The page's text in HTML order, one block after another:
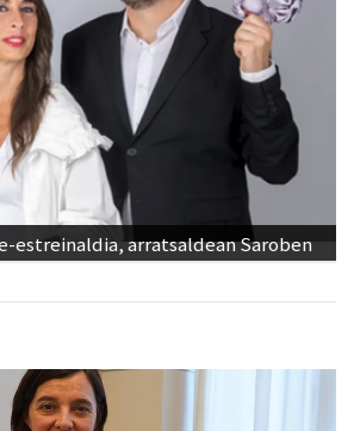
estreinaldia, arratsaldean Saroben